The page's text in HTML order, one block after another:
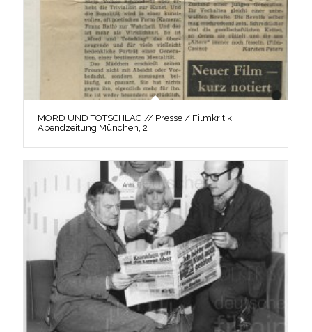
MORD UND TOTSCHLAG // Presse / Filmkritik
Abendzeitung München, 2